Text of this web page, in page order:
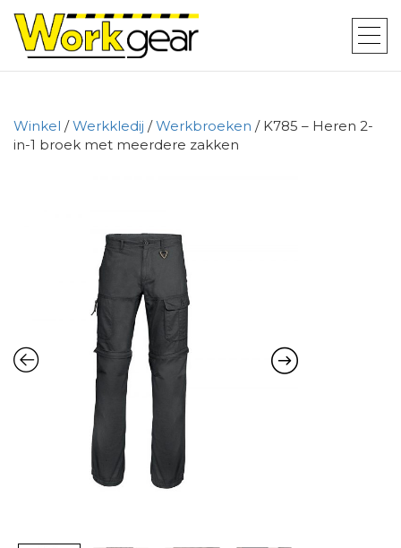
Winkel /Werkkledij /Werkbroeken / K785 – Heren 2-
in-1 broek met meerdere zakken